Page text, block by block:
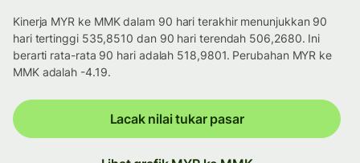
Kinerja MYR ke MMK dalam 90 hari terakhir menunjukkan 90
hari tertinggi 535,8510 dan 90 hari terendah 506,2680. Ini
berarti rata-rata 90 hari adalah 518,9801. Perubahan MYR ke
MMK adalah -4.19.
Lacak nilai tukar pasar